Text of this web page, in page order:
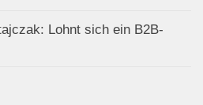
Lohnt sich ein B2B-